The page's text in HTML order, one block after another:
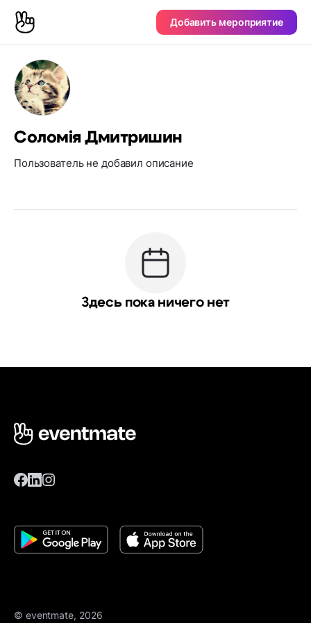
Добавить мероприятие
Соломія Дмитришин
Пользователь не добавил описание
Здесь пока ничего нет
© eventmate, 2026